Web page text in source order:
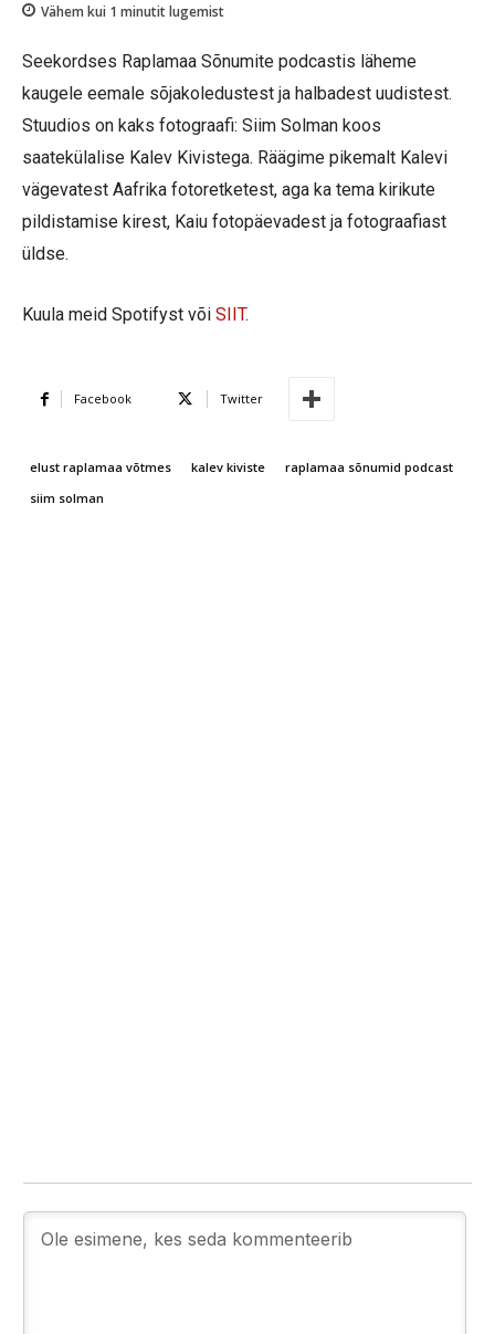
Vähem kui 1 minutit lugemist
Seekordses Raplamaa Sõnumite podcastis läheme
kaugele eemale sõjakoledustest ja halbadest uudistest.
Stuudios on kaks fotograafi: Siim Solman koos
saatekülalise Kalev Kivistega. Räägime pikemalt Kalevi
vägevatest Aafrika fotoretketest, aga ka tema kirikute
pildistamise kirest, Kaiu fotopäevadest ja fotograafiast
üldse.
Kuula meid Spotifyst või SIIT.
Facebook Twitter
elust raplamaa võtmes kalev kiviste
raplamaa sõnumid podcast
siim solman